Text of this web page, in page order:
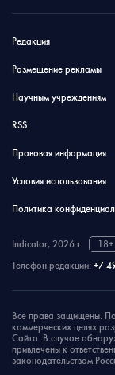
Редакция
Размещение рекламы
Научным учреждениям
RSS
Правовая информация
Условия использования
Политика
Indicator, 2026 г.
18+
Телефон редакции: +7
Все права защищены.
коммерческих целях
Сайта. В случае
привлечены к
законодательством